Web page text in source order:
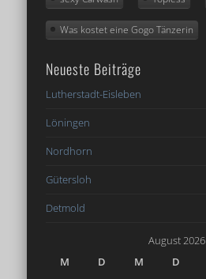
Was kostet eine Gogo Tänzerin
Neueste Beiträge
Lutherstadt-Eisleben
Löningen
Nordhorn
Gütersloh
Detmold
August 2026
M
D M D